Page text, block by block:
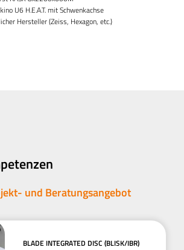
U6 H.E.A.T. mit Schwenkachse
Hersteller (Zeiss, Hexagon, etc.)
und Beratungsangebot
BLADE INTEGRATED DISC (BLISK/IBR)